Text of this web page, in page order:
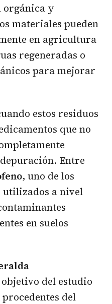
orgánica y
materiales pueden
en agricultura
regeneradas o
para mejorar
estos residuos
que no
Entre
, uno de los
a nivel
en suelos
del estudio
del